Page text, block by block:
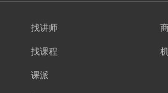
找讲师
找课程
课派